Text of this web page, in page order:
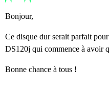
Bonjour,
Ce disque dur serait parfait
DS120j qui commence à avoir
Bonne chance à tous !